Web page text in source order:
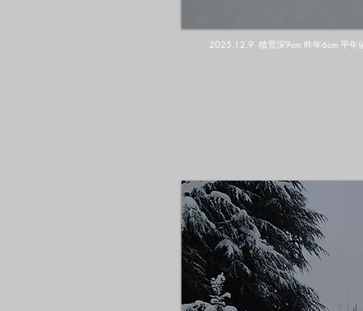
2025.12.9 積雪深9cm 昨年6cm 平年